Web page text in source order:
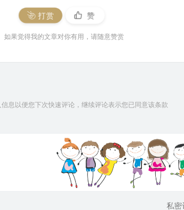
打赏 赞
如果觉得我的文章对你有用，请随意赞赏
息以便您下次快速评论，继续评论表示您已同意该条款
私密